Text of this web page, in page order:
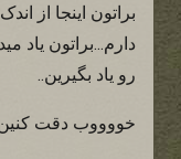
دارم...براتون یاد
رو یاد بگیرین..
خووووب دقت